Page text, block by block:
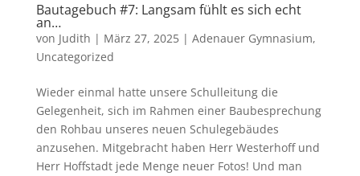
Bautagebuch #7: Langsam fühlt es sich echt
an…
von Judith | März 27, 2025| Adenauer Gymnasium,
Uncategorized
Wieder einmal hatte unsere Schulleitung die
Gelegenheit, sich im Rahmen einer Baubesprechung
den Rohbau unseres neuen Schulegebäudes
anzusehen. Mitgebracht haben Herr Westerhoff und
Herr Hoffstadt jede Menge neuer Fotos! Und man